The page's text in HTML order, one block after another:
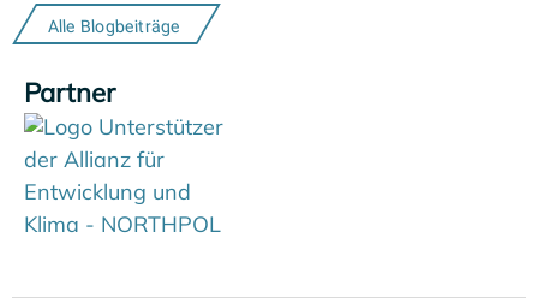
Alle Blogbeiträge
Partner